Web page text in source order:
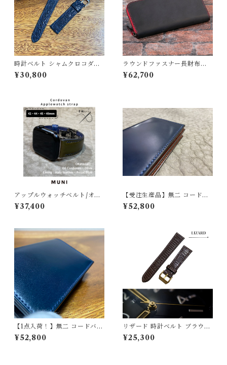
時計ベルト シャムクロコダイ
ル ネイビー（マット）丸腑 2
0mm-18mm 【スタンダー
¥30,800
ラウンドファスナー長財布
ブラック×レッド | HusH ハッ
シュ
¥62,700
アップルウォッチベルト/オイ
ルコードバン・オリーブ・ボ
ンベ型・手縫い（For 42/44/
¥37,400
【受注生産品】無二 コードバ
ン名刺入れ オイルコードバ
ン・ネイビー×ブラウン 新喜
¥52,800
【1点入荷！】無二 コードバン
名刺入れ オイルコードバン ネ
イビー×ブラック｜新喜皮革製
¥52,800
リザード 時計ベルト ブラウン
（竹腑）19mm-16mm【スタ
ンダード】フルフラット型 腕
¥25,300